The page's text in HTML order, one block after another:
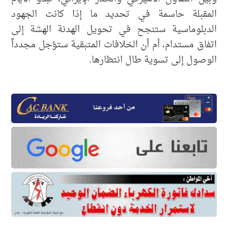
المقبلة حاسمة في تحديد ما إذا كانت الجهود
الدبلوماسية ستنجح في تحويل الهدنة الهشة إلى
اتفاق مستدام، أم أن الخلافات المتبقية ستؤجل مجدداً
الوصول إلى تسوية طال انتظارها.